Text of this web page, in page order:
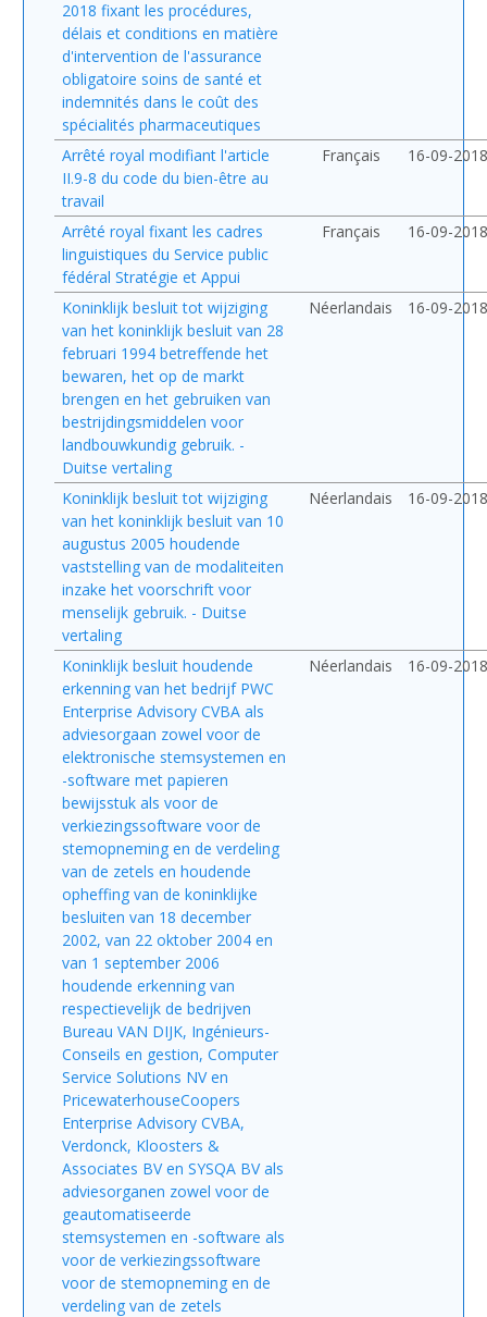
2018 fixant les procédures,
délais et conditions en matière
d'intervention de l'assurance
obligatoire soins de santé et
indemnités dans le coût des
spécialités pharmaceutiques
Arrêté royal modifiant l'article
II.9-8 du code du bien-être au
travail
Français 16-09-2018
Arrêté royal fixant les cadres
linguistiques du Service public
fédéral Stratégie et Appui
Français 16-09-2018
Koninklijk besluit tot wijziging
van het koninklijk besluit van 28
februari 1994 betreffende het
bewaren, het op de markt
brengen en het gebruiken van
bestrijdingsmiddelen voor
landbouwkundig gebruik. -
Duitse vertaling
Néerlandais 16-09-2018
Koninklijk besluit tot wijziging
van het koninklijk besluit van 10
augustus 2005 houdende
vaststelling van de modaliteiten
inzake het voorschrift voor
menselijk gebruik. - Duitse
vertaling
Néerlandais 16-09-2018
Koninklijk besluit houdende
erkenning van het bedrijf PWC
Enterprise Advisory CVBA als
adviesorgaan zowel voor de
elektronische stemsystemen en
-software met papieren
bewijsstuk als voor de
verkiezingssoftware voor de
stemopneming en de verdeling
van de zetels en houdende
opheffing van de koninklijke
besluiten van 18 december
2002, van 22 oktober 2004 en
van 1 september 2006
houdende erkenning van
respectievelijk de bedrijven
Bureau VAN DIJK, Ingénieurs-
Conseils en gestion, Computer
Service Solutions NV en
PricewaterhouseCoopers
Enterprise Advisory CVBA,
Verdonck, Kloosters &
Associates BV en SYSQA BV als
adviesorganen zowel voor de
geautomatiseerde
stemsystemen en -software als
voor de verkiezingssoftware
voor de stemopneming en de
verdeling van de zetels
Néerlandais 16-09-2018